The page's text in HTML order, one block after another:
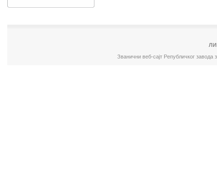
Званични веб-сајт Републичког